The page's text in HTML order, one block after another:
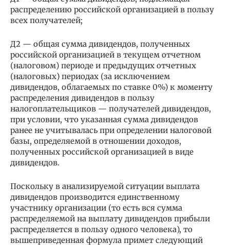
распределению российской организацией в пользу
всех получателей;
Д2 — общая сумма дивидендов, полученных
российской организацией в текущем отчетном
(налоговом) периоде и предыдущих отчетных
(налоговых) периодах (за исключением
дивидендов, облагаемых по ставке 0%) к моменту
распределения дивидендов в пользу
налогоплательщиков — получателей дивидендов,
при условии, что указанная сумма дивидендов
ранее не учитывалась при определении налоговой
базы, определяемой в отношении доходов,
полученных российской организацией в виде
дивидендов.
Поскольку в анализируемой ситуации выплата
дивидендов производится единственному
участнику организации (то есть вся сумма
распределяемой на выплату дивидендов прибыли
распределяется в пользу одного человека), то
вышеприведенная формула примет следующий